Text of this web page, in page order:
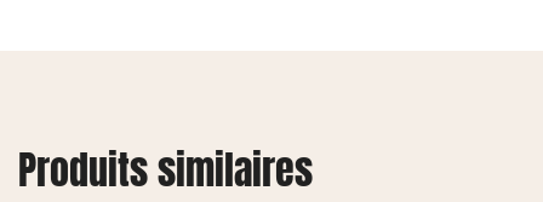
Produits similaires